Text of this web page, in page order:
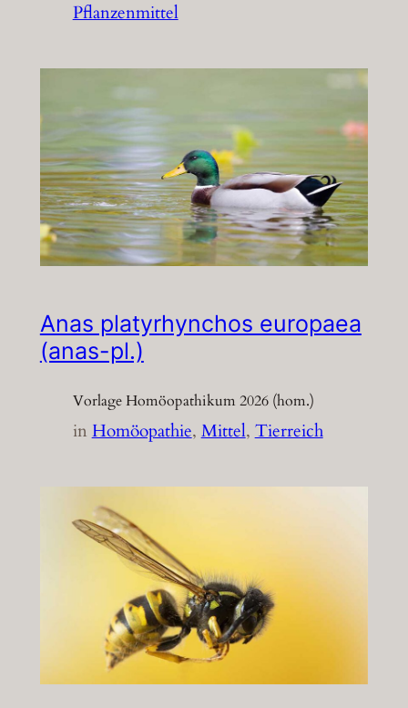
Pflanzenmittel
Anas platyrhynchos europaea
(anas-pl.)
Vorlage Homöopathikum 2026 (hom.)
inHomöopathie, Mittel, Tierreich